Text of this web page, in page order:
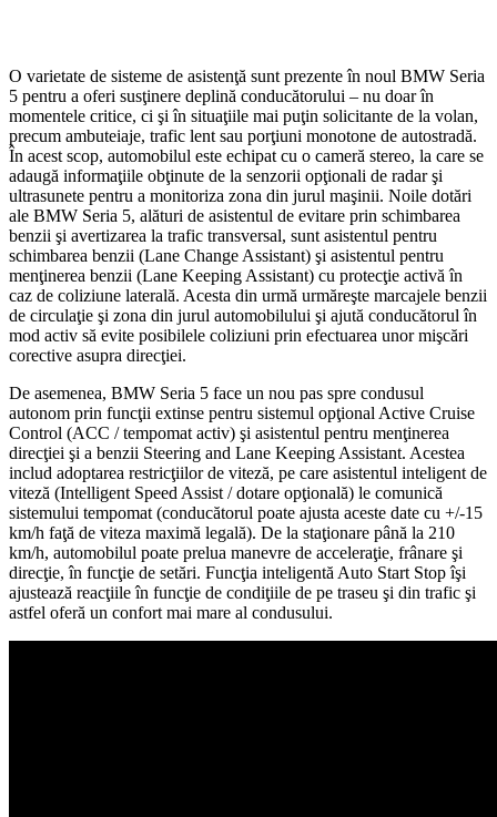
O varietate de sisteme de asistenţă sunt prezente în noul BMW Seria
5 pentru a oferi susţinere deplină conducătorului – nu doar în
momentele critice, ci şi în situaţiile mai puţin solicitante de la volan,
precum ambuteiaje, trafic lent sau porţiuni monotone de autostradă.
În acest scop, automobilul este echipat cu o cameră stereo, la care se
adaugă informaţiile obţinute de la senzorii opţionali de radar şi
ultrasunete pentru a monitoriza zona din jurul maşinii. Noile dotări
ale BMW Seria 5, alături de asistentul de evitare prin schimbarea
benzii şi avertizarea la trafic transversal, sunt asistentul pentru
schimbarea benzii (Lane Change Assistant) şi asistentul pentru
menţinerea benzii (Lane Keeping Assistant) cu protecţie activă în
caz de coliziune laterală. Acesta din urmă urmăreşte marcajele benzii
de circulaţie şi zona din jurul automobilului şi ajută conducătorul în
mod activ să evite posibilele coliziuni prin efectuarea unor mişcări
corective asupra direcţiei.
De asemenea, BMW Seria 5 face un nou pas spre condusul
autonom prin funcţii extinse pentru sistemul opţional Active Cruise
Control (ACC / tempomat activ) şi asistentul pentru menţinerea
direcţiei şi a benzii Steering and Lane Keeping Assistant. Acestea
includ adoptarea restricţiilor de viteză, pe care asistentul inteligent de
viteză (Intelligent Speed Assist / dotare opţională) le comunică
sistemului tempomat (conducătorul poate ajusta aceste date cu +/-15
km/h faţă de viteza maximă legală). De la staţionare până la 210
km/h, automobilul poate prelua manevre de acceleraţie, frânare şi
direcţie, în funcţie de setări. Funcţia inteligentă Auto Start Stop îşi
ajustează reacţiile în funcţie de condiţiile de pe traseu şi din trafic şi
astfel oferă un confort mai mare al condusului.